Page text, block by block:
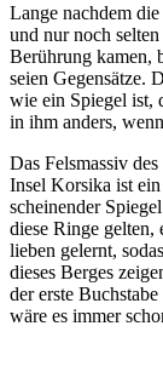
Lange nachdem
und nur noch
Berührung kamen,
seien Gegensätze.
wie ein Spiegel ist,
in ihm anders,
Das Felsmassiv
Insel Korsika ist
scheinender
diese Ringe gelten,
lieben gelernt,
dieses Berges
der erste
wäre es immer